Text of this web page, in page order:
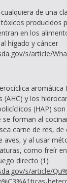
21: Cómo
abrumada
#20 : De la
el caos en
#19: 7 Rituales
tu vida
#18:
la
cualquiera de una
producidos
en los
hígado y cáncer
s/article/
aromática
(AHC) y los
(HAP)
se forman al
carne de res, de
aves, y al usar
como freír
directo (1)
s/article/